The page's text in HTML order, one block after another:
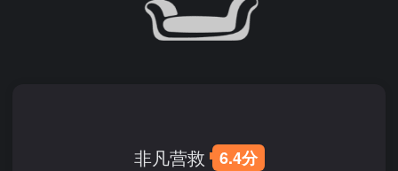
非凡营救 6.4分